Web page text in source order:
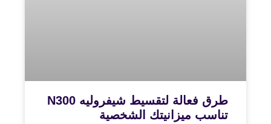
طرق فعالة لتقسيط شيفروليه N300
تناسب ميزانيتك الشخصية